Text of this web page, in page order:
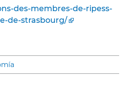
des-membres-de-ripess-
de-strasbourg/